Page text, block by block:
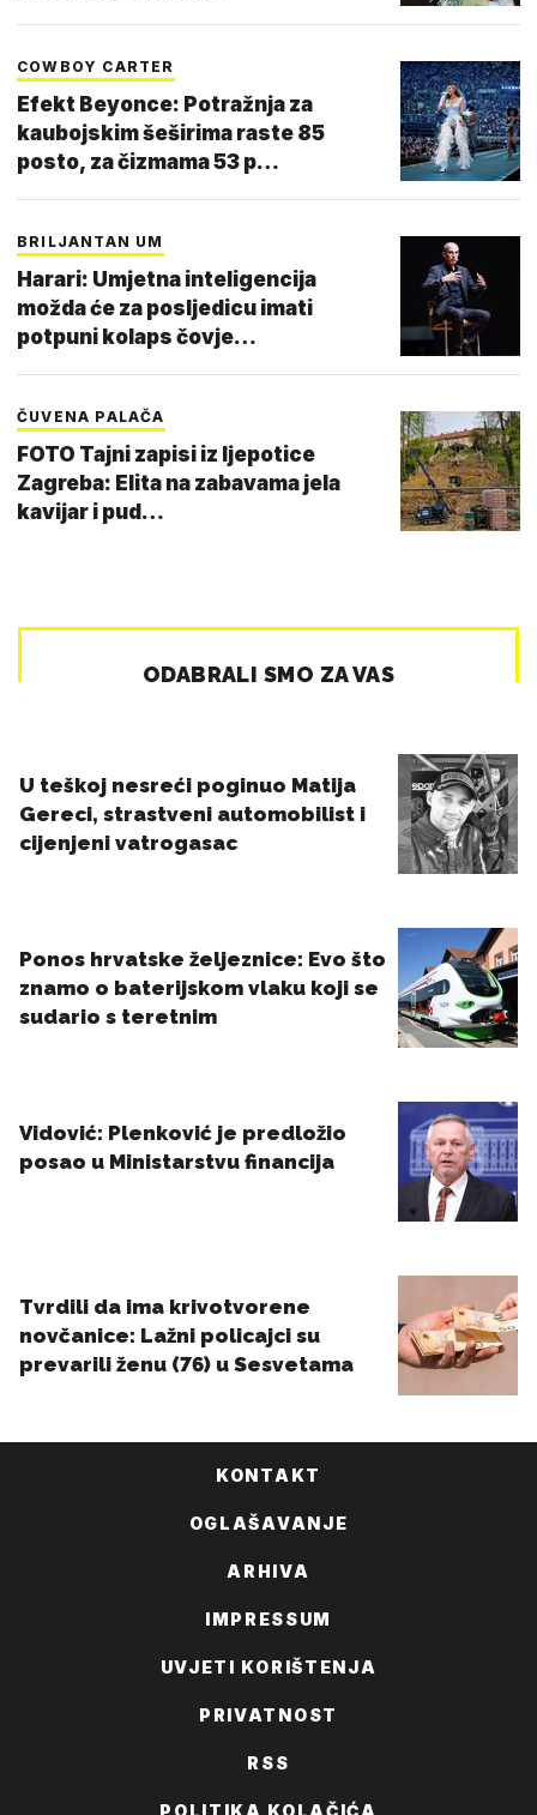
COWBOY CARTER
Efekt Beyonce: Potražnja za
kaubojskim šeširima raste 85
posto, za čizmama 53 p…
BRILJANTAN UM
Harari: Umjetna inteligencija
možda će za posljedicu imati
potpuni kolaps čovje…
ČUVENA PALAČA
FOTO Tajni zapisi iz ljepotice
Zagreba: Elita na zabavama jela
kavijar i pud…
KONTAKT
OGLAŠAVANJE
ARHIVA
IMPRESSUM
UVJETI KORIŠTENJA
PRIVATNOST
RSS
POLITIKA KOLAČIĆA